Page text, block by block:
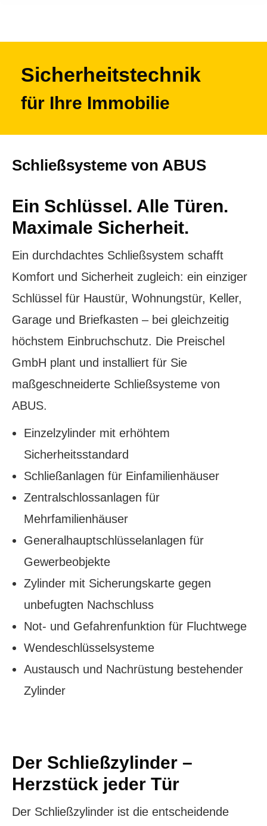
Sicherheitstechnik
für Ihre Immobilie
Schließsysteme von ABUS
Ein Schlüssel. Alle Türen.
Maximale Sicherheit.
Ein durchdachtes Schließsystem schafft
Komfort und Sicherheit zugleich: ein einziger
Schlüssel für Haustür, Wohnungstür, Keller,
Garage und Briefkasten – bei gleichzeitig
höchstem Einbruchschutz. Die Preischel
GmbH plant und installiert für Sie
maßgeschneiderte Schließsysteme von
ABUS.
Einzelzylinder mit erhöhtem
Sicherheitsstandard
Schließanlagen für Einfamilienhäuser
Zentralschlossanlagen für
Mehrfamilienhäuser
Generalhauptschlüsselanlagen für
Gewerbeobjekte
Zylinder mit Sicherungskarte gegen
unbefugten Nachschluss
Not- und Gefahrenfunktion für Fluchtwege
Wendeschlüsselsysteme
Austausch und Nachrüstung bestehender
Zylinder
Der Schließzylinder –
Herzstück jeder Tür
Der Schließzylinder ist die entscheidende